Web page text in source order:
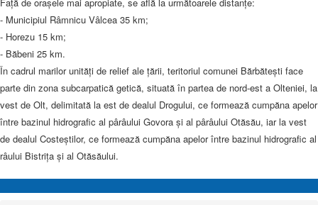
- Municipiul Râmnicu Vâlcea 35 km;
- Horezu 15 km;
- Băbeni 25 km.
În cadrul marilor unităţi de relief ale ţării, teritoriul comunei Bărbăteşti face
parte din zona subcarpatică getică, situată în partea de nord-est a Olteniei, la
vest de Olt, delimitată la est de dealul Drogului, ce formează cumpăna apelor
între bazinul hidrografic al pârâului Govora şi al pârâului Otăsău, iar la vest
de dealul Costeştilor, ce formează cumpăna apelor între bazinul hidrografic al
râului Bistriţa şi al Otăsăului.